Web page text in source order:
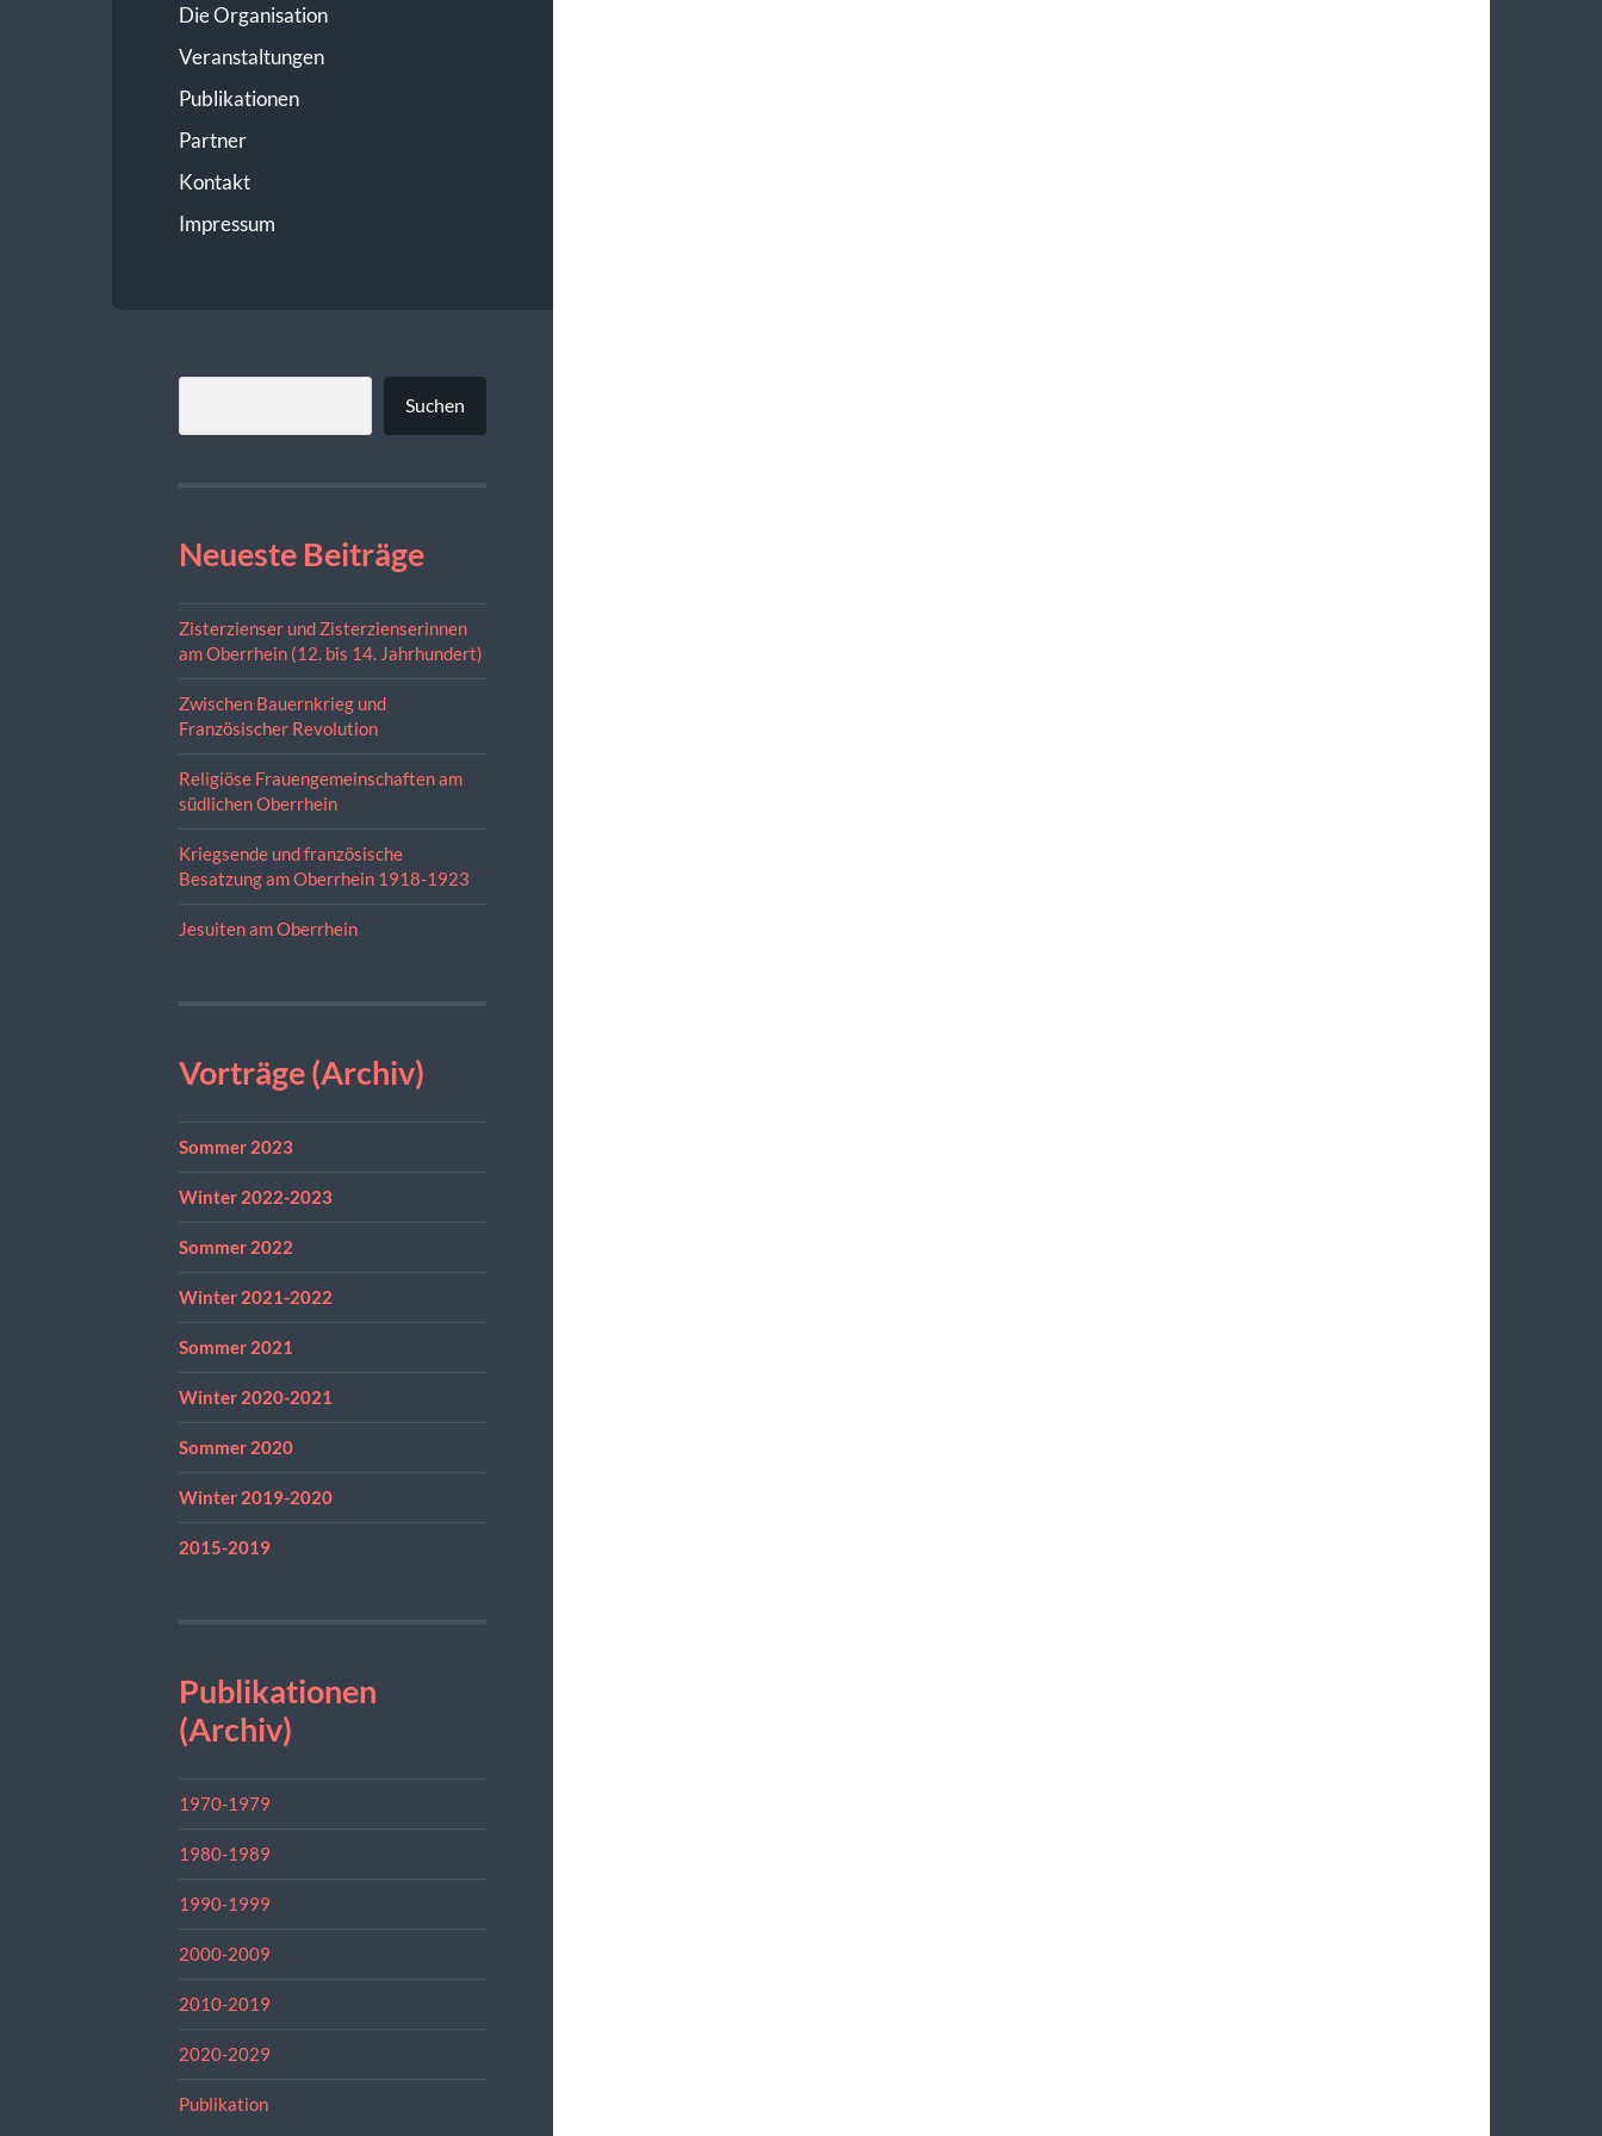
Die Organisation
Veranstaltungen
Publikationen
Partner
Kontakt
Impressum
SUCHEN
Suchen
Neueste Beiträge
Zisterzienser und Zisterzienserinnen
am Oberrhein (12. bis 14. Jahrhundert)
Zwischen Bauernkrieg und
Französischer Revolution
Religiöse Frauengemeinschaften am
südlichen Oberrhein
Kriegsende und französische
Besatzung am Oberrhein 1918-1923
Jesuiten am Oberrhein
Vorträge (Archiv)
Sommer 2023
Winter 2022-2023
Sommer 2022
Winter 2021-2022
Sommer 2021
Winter 2020-2021
Sommer 2020
Winter 2019-2020
2015-2019
Publikationen
(Archiv)
1970-1979
1980-1989
1990-1999
2000-2009
2010-2019
2020-2029
Publikation